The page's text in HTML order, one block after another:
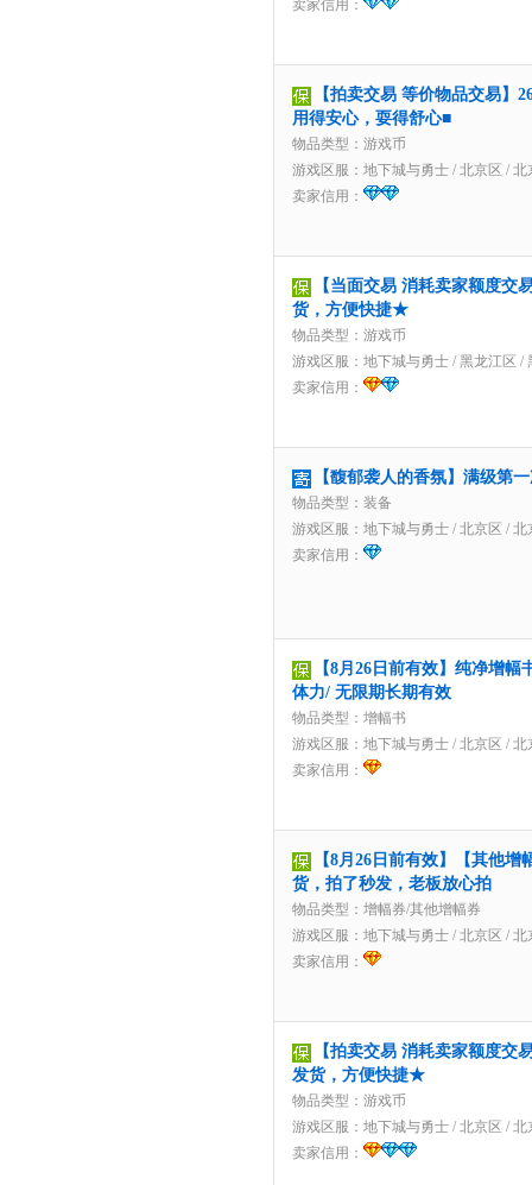
卖家信用：
【拍卖交易 等价物品交易】
用得安心，耍得舒心■
物品类型：游戏币
游戏区服： 地下城与勇士 / 北京区 / 北
卖家信用：
【当面交易 消耗卖家额度交
货，方便快捷★
物品类型：游戏币
游戏区服： 地下城与勇士 / 黑龙江区 /
卖家信用：
【馥郁袭人的香氛】满级第
物品类型：装备
游戏区服： 地下城与勇士 / 北京区 / 北
卖家信用：
【8月26日前有效】纯净增
体力/ 无限期长期有效
物品类型：增幅书
游戏区服： 地下城与勇士 / 北京区 / 北
卖家信用：
【8月26日前有效】【其他
货，拍了秒发，老板放心拍
物品类型：增幅券/其他增幅券
游戏区服： 地下城与勇士 / 北京区 / 北
卖家信用：
【拍卖交易 消耗卖家额度交
发货，方便快捷★
物品类型：游戏币
游戏区服： 地下城与勇士 / 北京区 / 北
卖家信用：